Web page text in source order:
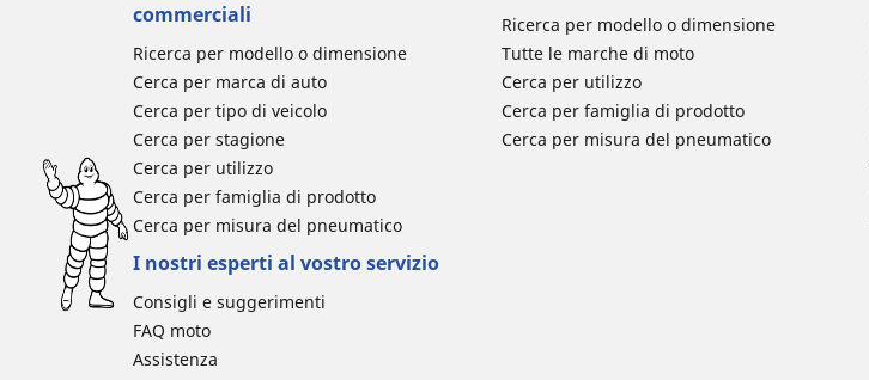
commerciali
Ricerca per modello o dimensione
Cerca per marca di auto
Cerca per tipo di veicolo
Cerca per stagione
Cerca per utilizzo
Cerca per famiglia di prodotto
Cerca per misura del pneumatico
Ricerca per modello o dimensione
Tutte le marche di moto
Cerca per utilizzo
Cerca per famiglia di prodotto
Cerca per misura del pneumatico
I nostri esperti al vostro servizio
Consigli e suggerimenti
FAQ moto
Assistenza